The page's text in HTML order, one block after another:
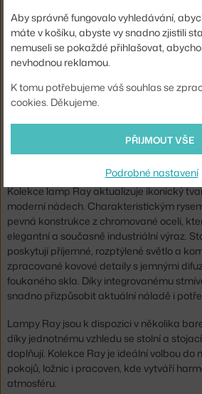
Designer: Rodolfo Dordoni
Kolekce zajímavých stolních a stojacích
Kolekce lamp Ray aktualizuje ikonický
moderní nádech. Charakteristickým
pevná konstrukce z chromované oceli,
elegantní a současně industriální výraz.
poskytují příjemné, rozptýlené světlo a
zpracované kovové detaily s jemnými
foukaného skla. Díky integrovanému
snadno přizpůsobit aktuální náladě i
Lampy Ray jsou k dispozici v několika
díky jednotnému vzhledu se stolní a
doplňují. Kolekce Ray je ideální volbou do
pokojů, ložnic i pracoven, kde vytváří
atmosféru.
STOLNÍ LAMPA RAY T, WHITE
FLOS
3 - 5 týdnů,22 809 Kč
STOLNÍ
FLOS
3 - 5
Ste zo Slovenska? Prejdite na
Shopping from the EU? Switch to
Aby správně fungovalo vyhledávání,
máte v košíku, abyste vy snadno zjistili
nemuseli se pokaždé přihlašovat,
nevhodnou reklamou.
K tomu potřebujeme váš souhlas se
cookies. Děkujeme.
PŘIJMOUT VŠE
Podrobné nastavení